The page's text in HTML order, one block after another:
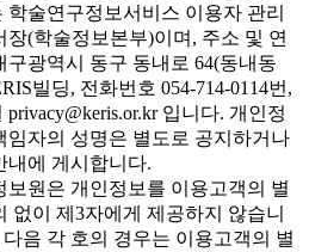
학술연구정보서비스 이용자 관리
장(학술정보본부)이며, 주소 및 연
구광역시 동구 동내로 64(동내동
빌딩, 전화번호 054-714-0114번,
privacy@keris.or.kr 입니다. 개인정
임자의 성명은 별도로 공지하거나
내에 게시합니다.
원은 개인정보를 이용고객의 별
없이 제3자에게 제공하지 않습니
다음 각 호의 경우는 이용고객의 별